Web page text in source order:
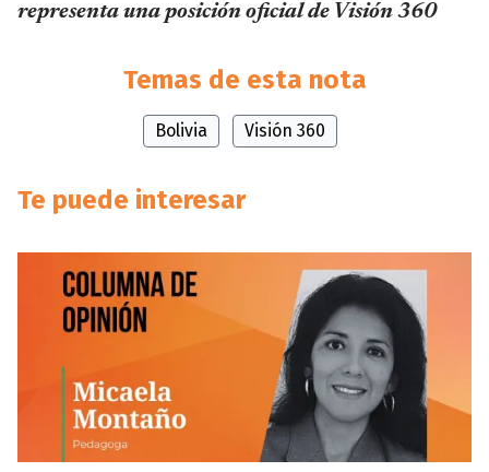
representa una posición oficial de Visión 360
Temas de esta nota
Bolivia Visión 360
Te puede interesar